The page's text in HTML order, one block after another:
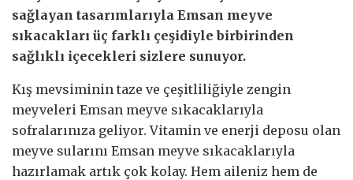
sağlayan tasarımlarıyla Emsan meyve
sıkacakları üç farklı çeşidiyle birbirinden
sağlıklı içecekleri sizlere sunuyor.
Kış mevsiminin taze ve çeşitliliğiyle zengin
meyveleri Emsan meyve sıkacaklarıyla
sofralarınıza geliyor. Vitamin ve enerji deposu olan
meyve sularını Emsan meyve sıkacaklarıyla
hazırlamak artık çok kolay. Hem aileniz hem de